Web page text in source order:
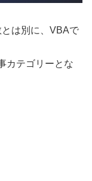
は別に、VBAで
カテゴリーとな